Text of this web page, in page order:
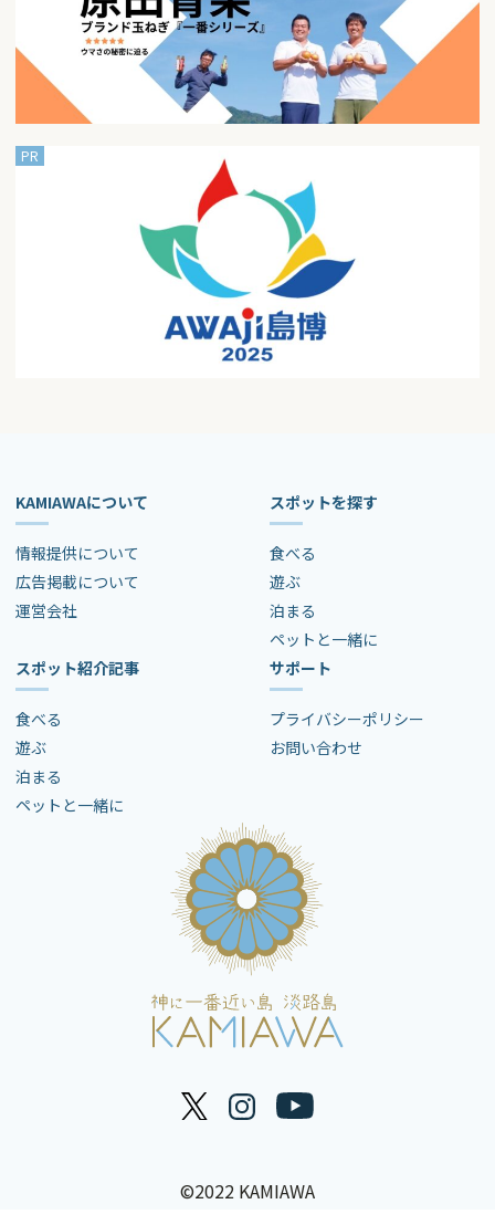
KAMIAWAについて
情報提供について
広告掲載について
運営会社
スポットを探す
食べる
遊ぶ
泊まる
ペットと一緒に
スポット紹介記事
食べる
遊ぶ
泊まる
ペットと一緒に
サポート
プライバシーポリシー
お問い合わせ
©2022 KAMIAWA